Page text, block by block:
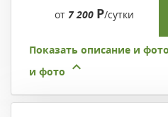
от 7 200 Р/сутки
Показать описание и фото
и фото